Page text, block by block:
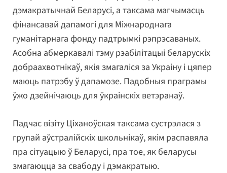
дэмакратычнай Беларусі, а таксама магчымасць
фінансавай дапамогі для Міжнароднага
гуманітарнага фонду падтрымкі рэпрэсаваных.
Асобна абмеркавалі тэму рэабілітацыі беларускіх
добраахвотнікаў, якія змагаліся за Украіну і цяпер
маюць патрэбу ў дапамозе. Падобныя праграмы
ўжо дзейнічаюць для ўкраінскіх ветэранаў.
Падчас візіту Ціханоўская таксама сустрэлася з
групай аўстралійскіх школьнікаў, якім распавяла
пра сітуацыю ў Беларусі, пра тое, як беларусы
змагаюцца за свабоду і дэмакратыю.